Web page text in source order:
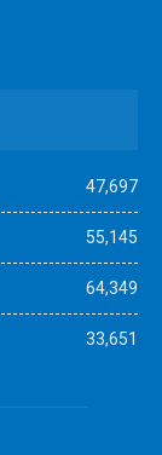
47,697
55,145
64,349
33,651